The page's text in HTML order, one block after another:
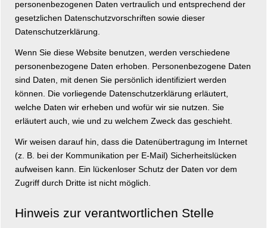
personenbezogenen Daten vertraulich und entsprechend der
gesetzlichen Datenschutzvorschriften sowie dieser
Datenschutzerklärung.
Wenn Sie diese Website benutzen, werden verschiedene
personenbezogene Daten erhoben. Personenbezogene Daten
sind Daten, mit denen Sie persönlich identifiziert werden
können. Die vorliegende Datenschutzerklärung erläutert,
welche Daten wir erheben und wofür wir sie nutzen. Sie
erläutert auch, wie und zu welchem Zweck das geschieht.
Wir weisen darauf hin, dass die Datenübertragung im Internet
(z. B. bei der Kommunikation per E-Mail) Sicherheitslücken
aufweisen kann. Ein lückenloser Schutz der Daten vor dem
Zugriff durch Dritte ist nicht möglich.
Hinweis zur verantwortlichen Stelle